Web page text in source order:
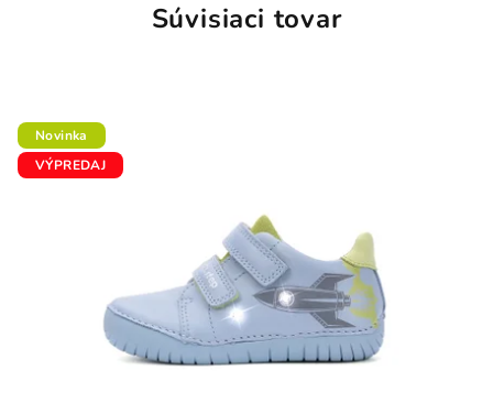
Súvisiaci tovar
Novinka
VÝPREDAJ